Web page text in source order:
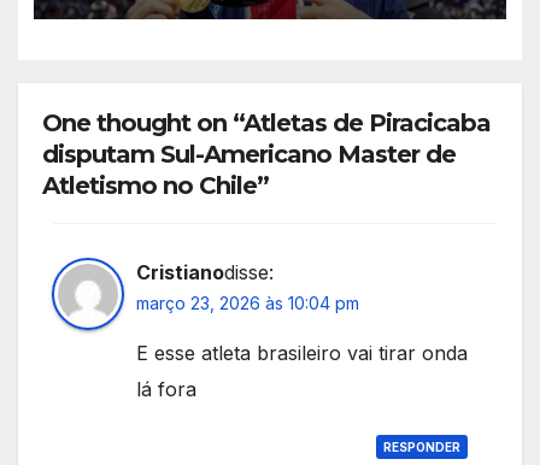
One thought on “Atletas de Piracicaba
disputam Sul-Americano Master de
Atletismo no Chile”
Cristianodisse:
março 23, 2026 às 10:04 pm
E esse atleta brasileiro vai tirar onda
lá fora
RESPONDER